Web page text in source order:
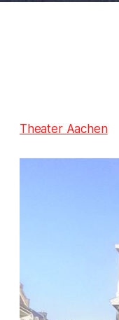
Theater Aachen